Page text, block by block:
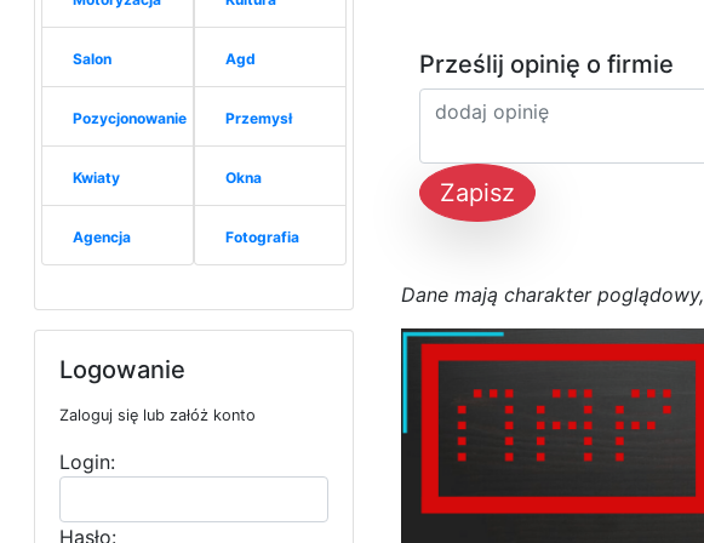
Salon
Pozycjonowanie
Kwiaty
Agencja
Agd
Przemysł
Okna
Fotografia
Logowanie
Zaloguj się lub załóż konto
Login:
Hasło:
Prześlij opinię o firmie
Zapisz
Dane mają charakter poglądowy,